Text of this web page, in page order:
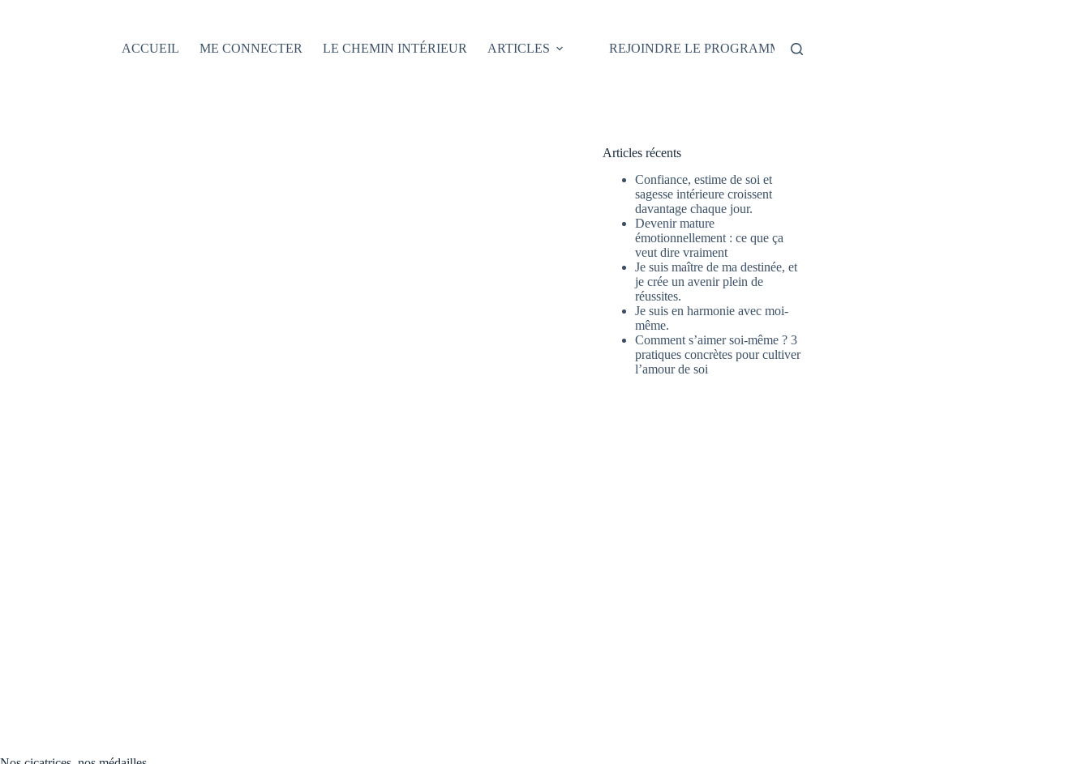
ACCUEIL
ME CONNECTER LE CHEMIN INTÉRIEUR ARTICLES REJOINDRE LE PROGRAMME
Articles récents
Confiance, estime de soi et
sagesse intérieure croissent
davantage chaque jour.
Devenir mature
émotionnellement : ce que ça
veut dire vraiment
Je suis maître de ma destinée, et
je crée un avenir plein de
réussites.
Je suis en harmonie avec moi-
même.
Comment s’aimer soi-même ? 3
pratiques concrètes pour cultiver
l’amour de soi